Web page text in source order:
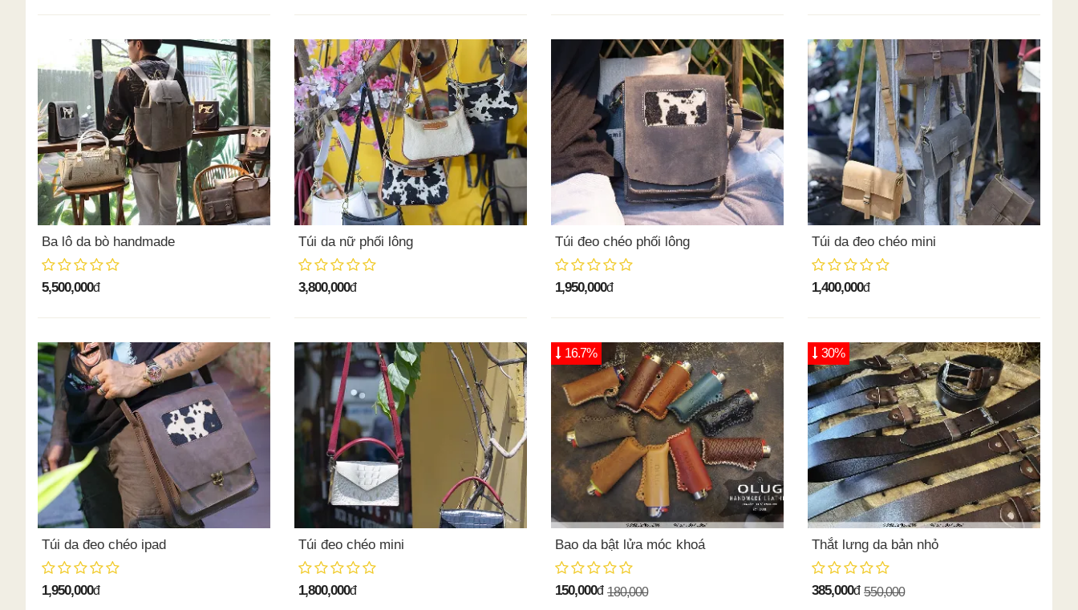
Ba lô da bò handmade
5,500,000đ
Túi da nữ phối lông
3,800,000đ
Túi đeo chéo phối lông
1,950,000đ
Túi da đeo chéo mini
1,400,000đ
Túi da đeo chéo ipad
1,950,000đ
Túi đeo chéo mini
1,800,000đ
Bao da bật lửa móc khoá
150,000đ 180,000
16.7%
Thắt lưng da bản nhỏ
385,000đ 550,000
30%